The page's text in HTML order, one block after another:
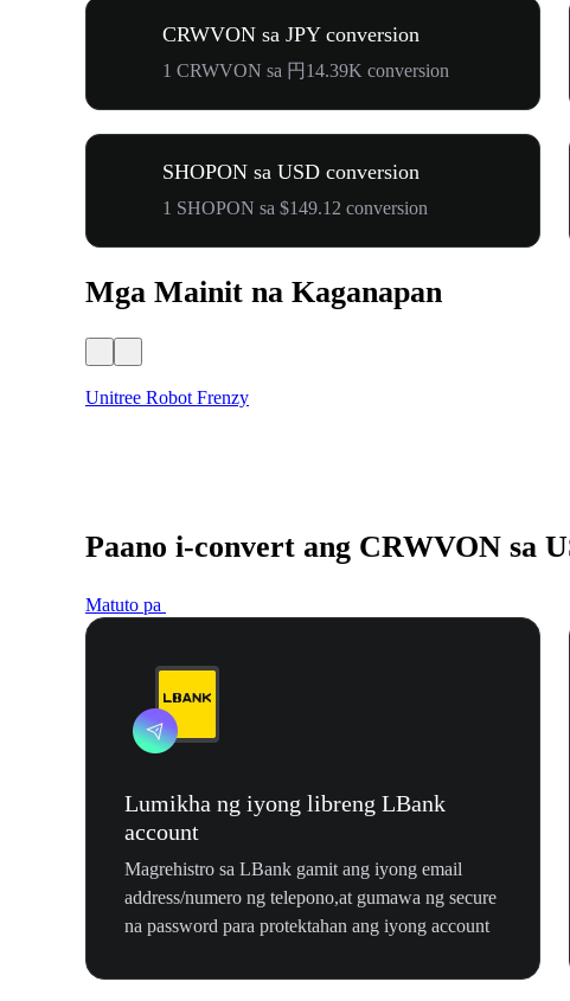
CRWVON sa JPY conversion
1 CRWVON sa 円14.39K conversion
SHOPON sa USD conversion
1 SHOPON sa $149.12 conversion
Mga Mainit na Kaganapan
Unitree Robot Frenzy
Paano i-convert ang CRWVON sa
Matuto pa
Lumikha ng iyong libreng LBank
account
Magrehistro sa LBank gamit ang iyong email
address/numero ng telepono,at gumawa ng secure
na password para protektahan ang iyong account